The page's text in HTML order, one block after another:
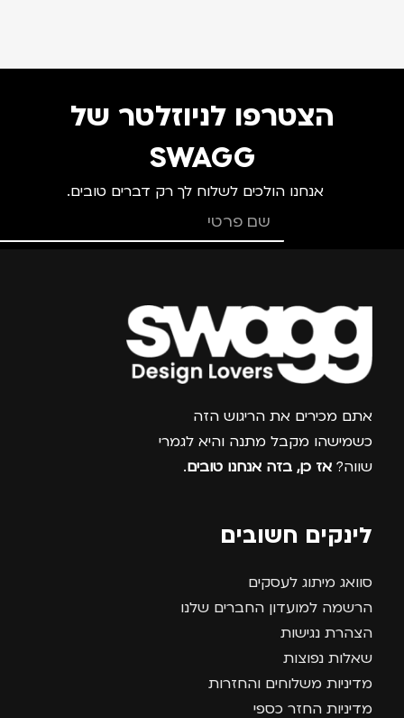
הצטרפו לניוזלטר של
SWAGG
אנחנו הולכים לשלוח לך רק דברים טובים.
צרפו אותי למועדון
אתם מכירים את הריגוש הזה
כשמישהו מקבל מתנה והיא לגמרי
שווה? אז כן, בזה אנחנו טובים.
לינקים חשובים
סוואג מיתוג לעסקים
הרשמה למועדון החברים שלנו
הצהרת נגישות
שאלות נפוצות
מדיניות משלוחים והחזרות
מדיניות החזר כספי